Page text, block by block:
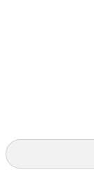
关键字：